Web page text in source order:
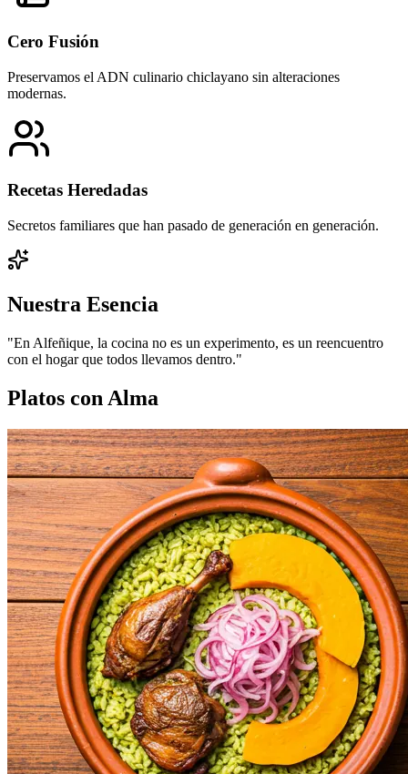
Cero Fusión
Preservamos el ADN culinario chiclayano sin alteraciones
modernas.
Recetas Heredadas
Secretos familiares que han pasado de generación en generación.
Nuestra Esencia
"En Alfeñique, la cocina no es un experimento, es un reencuentro
con el hogar que todos llevamos dentro."
Platos con Alma